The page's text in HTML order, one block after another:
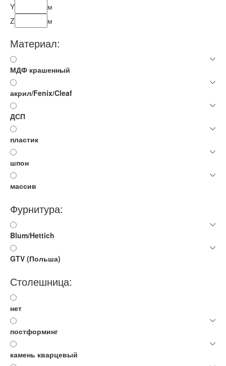
Y
м
Z
м
Материал:
МДФ крашенный
акрил/Fenix/Cleaf
ДСП
пластик
шпон
массив
Фурнитура:
Blum/Hettich
GTV (Польша)
Столешница:
нет
постформинг
камень кварцевый